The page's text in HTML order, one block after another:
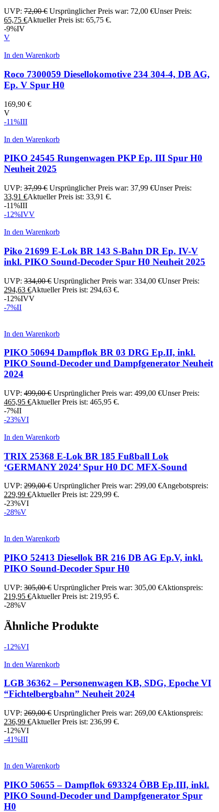
UVP: 72,00€ Ursprünglicher Preis war: 72,00 €Unser Preis:
65,75 €Aktueller Preis ist: 65,75 €.
-9%IV
V
In den Warenkorb
Roco 7300059 Diesellokomotive 234 304-4, DB AG,
Ep. V Spur H0
169,90 €
V
-11%III
In den Warenkorb
PIKO 24545 Rungenwagen PKP Ep. III Spur H0
Neuheit 2025
UVP: 37,99€ Ursprünglicher Preis war: 37,99 €Unser Preis:
33,91 €Aktueller Preis ist: 33,91 €.
-11%III
-12%IVV
In den Warenkorb
Piko 21699 E-Lok BR 143 S-Bahn DR Ep. IV-V
inkl. PIKO Sound-Decoder Spur H0 Neuheit 2025
UVP: 334,00€ Ursprünglicher Preis war: 334,00 €Unser Preis:
294,63 €Aktueller Preis ist: 294,63 €.
-12%IVV
-7%II
In den Warenkorb
PIKO 50694 Dampflok BR 03 DRG Ep.II, inkl.
PIKO Sound-Decoder und Dampfgenerator Neuheit
2024
UVP: 499,00€ Ursprünglicher Preis war: 499,00 €Unser Preis:
465,95 €Aktueller Preis ist: 465,95 €.
-7%II
-23%VI
In den Warenkorb
TRIX 25368 E-Lok BR 185 Fußball Lok
‘GERMANY 2024’ Spur H0 DC MFX-Sound
UVP: 299,00€ Ursprünglicher Preis war: 299,00 €Angebotspreis:
229,99 €Aktueller Preis ist: 229,99 €.
-23%VI
-28%V
In den Warenkorb
PIKO 52413 Diesellok BR 216 DB AG Ep.V, inkl.
PIKO Sound-Decoder Spur H0
UVP: 305,00€ Ursprünglicher Preis war: 305,00 €Aktionspreis:
219,95 €Aktueller Preis ist: 219,95 €.
-28%V
Ähnliche Produkte
-12%VI
In den Warenkorb
LGB 36362 – Personenwagen KB, SDG, Epoche VI
“Fichtelbergbahn” Neuheit 2024
UVP: 269,00€ Ursprünglicher Preis war: 269,00 €Aktionspreis:
236,99 €Aktueller Preis ist: 236,99 €.
-12%VI
-41%III
In den Warenkorb
PIKO 50655 – Dampflok 693324 ÖBB Ep.III, inkl.
PIKO Sound-Decoder und Dampfgenerator Spur
H0